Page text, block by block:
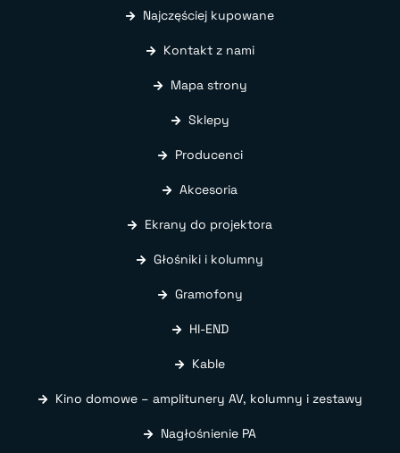
Najczęściej kupowane
Kontakt z nami
Mapa strony
Sklepy
Producenci
Akcesoria
Ekrany do projektora
Głośniki i kolumny
Gramofony
HI-END
Kable
Kino domowe – amplitunery AV, kolumny i zestawy
Nagłośnienie PA